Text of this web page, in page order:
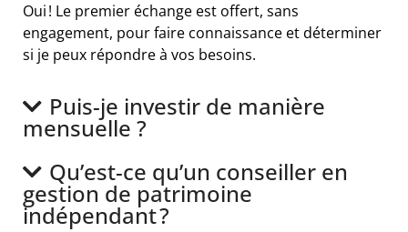
Oui ! Le premier échange est offert, sans
engagement, pour faire connaissance et déterminer
si je peux répondre à vos besoins.
Puis-je investir de manière
mensuelle ?
Qu’est-ce qu’un conseiller en
gestion de patrimoine
indépendant ?